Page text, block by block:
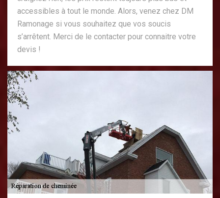
accessibles à tout le monde. Alors, venez chez DM
Ramonage si vous souhaitez que vos soucis
s’arrêtent. Merci de le contacter pour connaitre votre
devis !